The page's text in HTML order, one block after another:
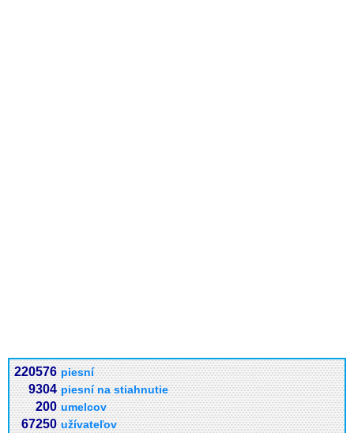
220576 piesní
9304 piesní na stiahnutie
200 umelcov
67250 užívateľov